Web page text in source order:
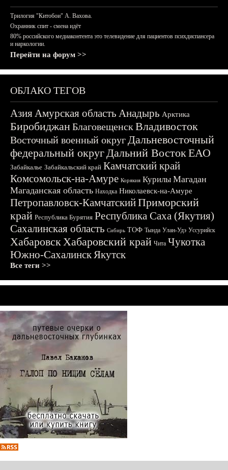
Трилогия "Китобои" А. Вахова.
Охранник спит - смена идёт
80% российского медиаконтента это телевидение для пациентов психдиспансера
и наркологии.
Перейти на форум >>
ОБЛАКО ТЕГОВ
АзияАмурская область Анадырь Арктика
БиробиджанБлаговещенскВладивосток
Восточный военный округДальневосточный
федеральный округДальний ВостокЕАО
Забайкалье Забайкальский край Камчатский край
Комсомольск-на-Амуре Корякия Курилы Магадан
Магаданская область Находка Николаевск-на-Амуре
Петропавловск-КамчатскийПриморский
край Республика Бурятия Республика Саха (Якутия)
Сахалинская область Сибирь ТОФ Тында Улан-Удэ Уссурийск
ХабаровскХабаровский край Чита Чукотка
Южно-СахалинскЯкутск
Все теги >>